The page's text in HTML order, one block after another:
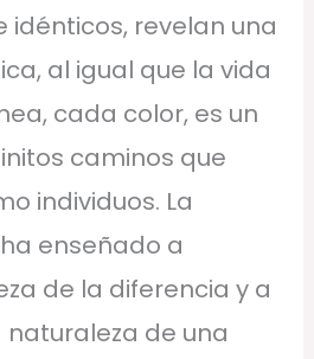
revelan una
al igual que la vida
cada color, es un
caminos que
individuos. La
enseñado a
de la diferencia y a
de una